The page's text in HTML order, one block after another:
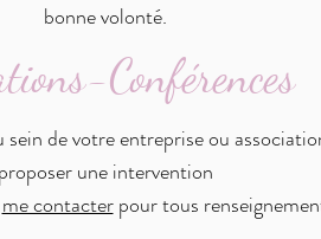
bonne volonté.
Conférences
de votre entreprise ou
proposer une intervention
me contacterpour tous